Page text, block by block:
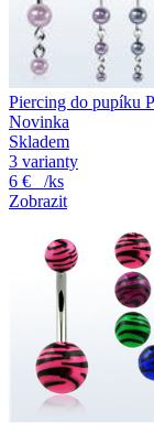
Piercing do pupíku
Novinka
Skladem
3 varianty
6 €
/ks
Zobrazit